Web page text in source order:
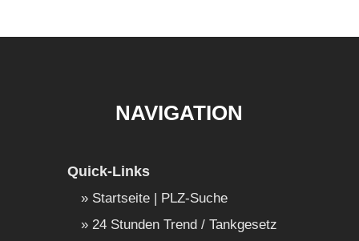
NAVIGATION
Quick-Links
Startseite | PLZ-Suche
24 Stunden Trend / Tankgesetz